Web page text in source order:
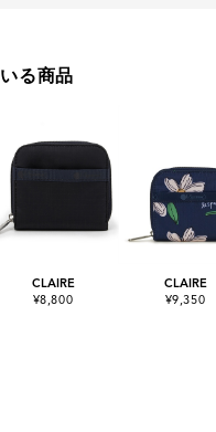
る商品
CLAIRE
¥8,800
CLAIRE
¥9,350